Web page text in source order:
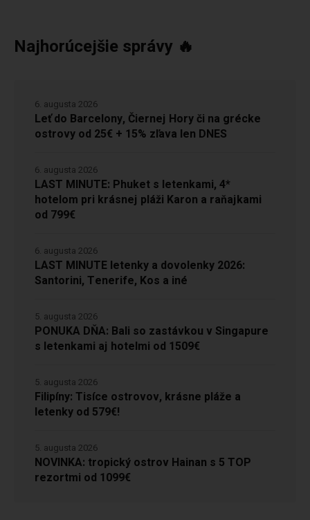
Najhorúcejšie správy 🔥
Leť do Barcelony, Čiernej Hory či na grécke
ostrovy od 25€ + 15% zľava len DNES
6. augusta 2026
LAST MINUTE: Phuket s letenkami, 4*
hotelom pri krásnej pláži Karon a raňajkami
od 799€
6. augusta 2026
LAST MINUTE letenky a dovolenky 2026:
Santorini, Tenerife, Kos a iné
6. augusta 2026
PONUKA DŇA: Bali so zastávkou v Singapure
s letenkami aj hotelmi od 1509€
5. augusta 2026
Filipíny: Tisíce ostrovov, krásne pláže a
letenky od 579€!
5. augusta 2026
NOVINKA: tropický ostrov Hainan s 5 TOP
rezortmi od 1099€
5. augusta 2026